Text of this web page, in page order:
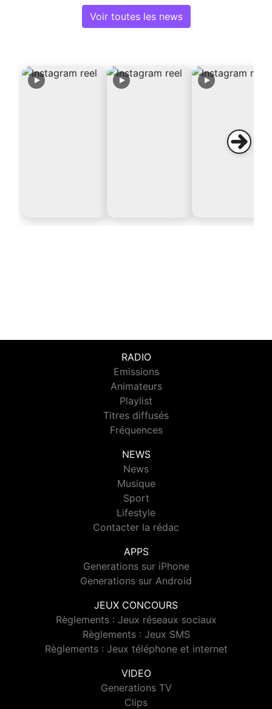
Voir toutes les news
RADIO
Emissions
Animateurs
Playlist
Titres diffusés
Fréquences
NEWS
News
Musique
Sport
Lifestyle
Contacter la rédac
APPS
Generations sur iPhone
Generations sur Android
JEUX CONCOURS
Règlements : Jeux réseaux sociaux
Règlements : Jeux SMS
Règlements : Jeux téléphone et internet
VIDEO
Generations TV
Clips